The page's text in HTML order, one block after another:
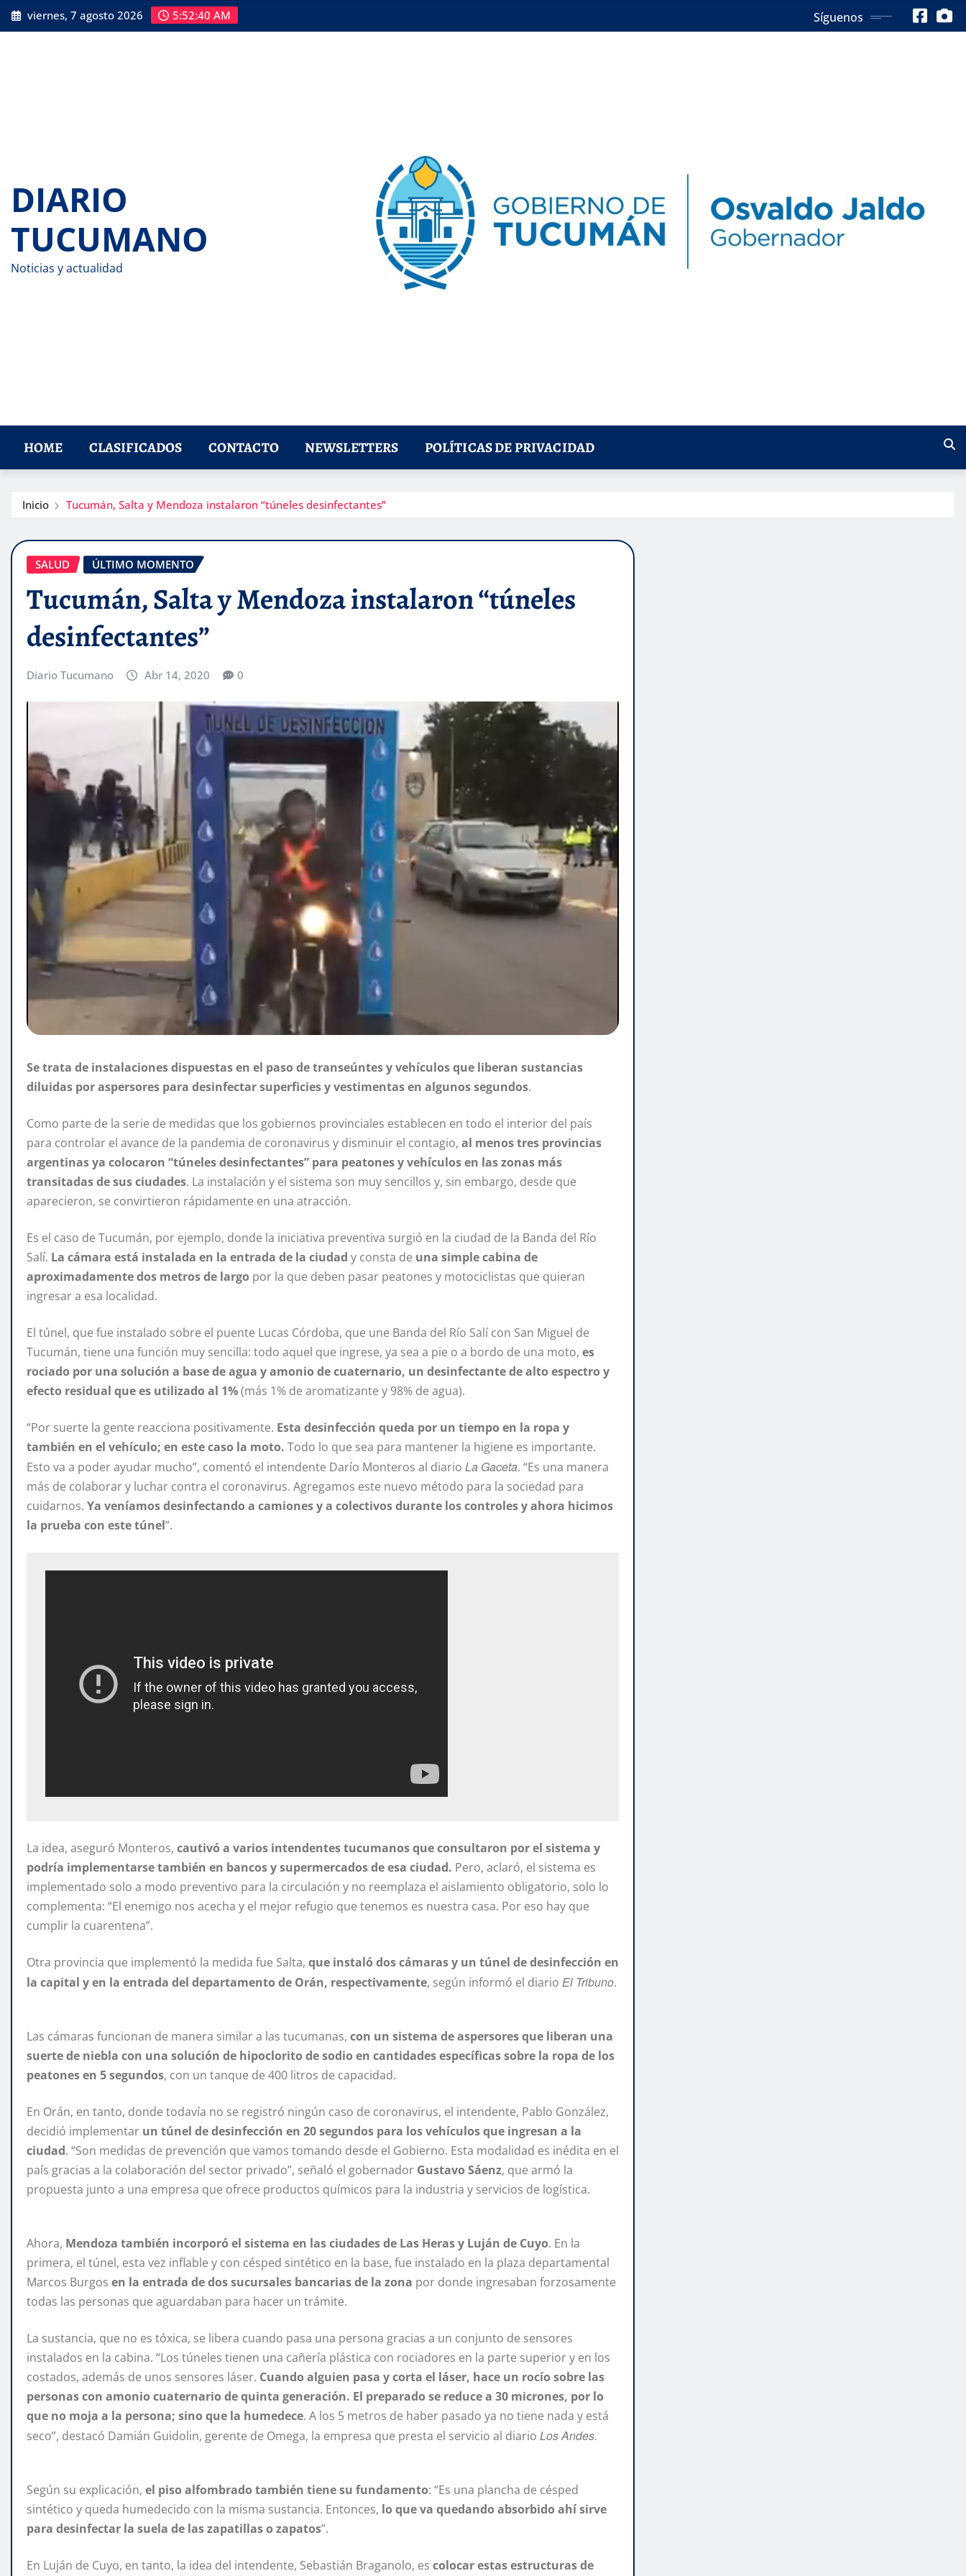
Saltar
al
viernes, 7 agosto 2026 5:52:41 AM Síguenos
DIARIO
TUCUMANO
Noticias y actualidad
HOME CLASIFICADOS CONTACTO NEWSLETTERS POLÍTICAS DE PRIVACIDAD
Inicio Tucumán, Salta y Mendoza instalaron “túneles desinfectantes”
SALUD ÚLTIMO MOMENTO
Tucumán, Salta y Mendoza instalaron “túneles
desinfectantes”
Diario Tucumano Abr 14, 2020 0
Se trata de instalaciones dispuestas en el paso de transeúntes y vehículos que liberan sustancias
diluidas por aspersores para desinfectar superficies y vestimentas en algunos segundos.
Como parte de la serie de medidas que los gobiernos provinciales establecen en todo el interior del país
para controlar el avance de la pandemia de coronavirus y disminuir el contagio, al menos tres provincias
argentinas ya colocaron “túneles desinfectantes” para peatones y vehículos en las zonas más
transitadas de sus ciudades. La instalación y el sistema son muy sencillos y, sin embargo, desde que
aparecieron, se convirtieron rápidamente en una atracción.
Es el caso de Tucumán, por ejemplo, donde la iniciativa preventiva surgió en la ciudad de la Banda del Río
Salí. La cámara está instalada en la entrada de la ciudad y consta de una simple cabina de
aproximadamente dos metros de largo por la que deben pasar peatones y motociclistas que quieran
ingresar a esa localidad.
El túnel, que fue instalado sobre el puente Lucas Córdoba, que une Banda del Río Salí con San Miguel de
Tucumán, tiene una función muy sencilla: todo aquel que ingrese, ya sea a pie o a bordo de una moto, es
rociado por una solución a base de agua y amonio de cuaternario, un desinfectante de alto espectro y
efecto residual que es utilizado al 1%(más 1% de aromatizante y 98% de agua).
“Por suerte la gente reacciona positivamente. Esta desinfección queda por un tiempo en la ropa y
también en el vehículo; en este caso la moto. Todo lo que sea para mantener la higiene es importante.
Esto va a poder ayudar mucho”, comentó el intendente Darío Monteros al diario La Gaceta. “Es una manera
más de colaborar y luchar contra el coronavirus. Agregamos este nuevo método para la sociedad para
cuidarnos. Ya veníamos desinfectando a camiones y a colectivos durante los controles y ahora hicimos
la prueba con este túnel”.
La idea, aseguró Monteros, cautivó a varios intendentes tucumanos que consultaron por el sistema y
podría implementarse también en bancos y supermercados de esa ciudad. Pero, aclaró, el sistema es
implementado solo a modo preventivo para la circulación y no reemplaza el aislamiento obligatorio, solo lo
complementa: “El enemigo nos acecha y el mejor refugio que tenemos es nuestra casa. Por eso hay que
cumplir la cuarentena”.
Otra provincia que implementó la medida fue Salta, que instaló dos cámaras y un túnel de desinfección en
la capital y en la entrada del departamento de Orán, respectivamente, según informó el diario El Tribuno.
Las cámaras funcionan de manera similar a las tucumanas, con un sistema de aspersores que liberan una
suerte de niebla con una solución de hipoclorito de sodio en cantidades específicas sobre la ropa de los
peatones en 5 segundos, con un tanque de 400 litros de capacidad.
En Orán, en tanto, donde todavía no se registró ningún caso de coronavirus, el intendente, Pablo González,
decidió implementar un túnel de desinfección en 20 segundos para los vehículos que ingresan a la
ciudad. “Son medidas de prevención que vamos tomando desde el Gobierno. Esta modalidad es inédita en el
país gracias a la colaboración del sector privado”, señaló el gobernador Gustavo Sáenz, que armó la
propuesta junto a una empresa que ofrece productos químicos para la industria y servicios de logística.
Ahora, Mendoza también incorporó el sistema en las ciudades de Las Heras y Luján de Cuyo. En la
primera, el túnel, esta vez inflable y con césped sintético en la base, fue instalado en la plaza departamental
Marcos Burgos en la entrada de dos sucursales bancarias de la zona por donde ingresaban forzosamente
todas las personas que aguardaban para hacer un trámite.
La sustancia, que no es tóxica, se libera cuando pasa una persona gracias a un conjunto de sensores
instalados en la cabina. “Los túneles tienen una cañería plástica con rociadores en la parte superior y en los
costados, además de unos sensores láser. Cuando alguien pasa y corta el láser, hace un rocío sobre las
personas con amonio cuaternario de quinta generación. El preparado se reduce a 30 micrones, por lo
que no moja a la persona; sino que la humedece. A los 5 metros de haber pasado ya no tiene nada y está
seco”, destacó Damián Guidolin, gerente de Omega, la empresa que presta el servicio al diario Los Andes.
Según su explicación, el piso alfombrado también tiene su fundamento: “Es una plancha de césped
sintético y queda humedecido con la misma sustancia. Entonces, lo que va quedando absorbido ahí sirve
para desinfectar la suela de las zapatillas o zapatos”.
En Luján de Cuyo, en tanto, la idea del intendente, Sebastián Braganolo, es colocar estas estructuras de